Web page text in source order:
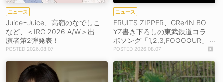
ニュース
Juice=Juice、高嶺のなでしこ
など、＜IRC 2026 A/W＞出
演者第2弾発表！
2026.08.07
ニュース
FRUITS ZIPPER、GRe4N BO
YZ書き下ろしの東武鉄道コラ
ボソング「1,2,3,FOOOOUR」
をリリース＆MV公開！
2026.08.07